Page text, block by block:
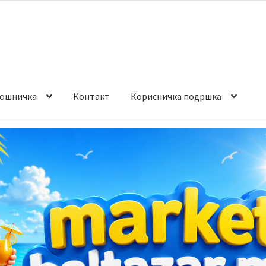
Контакт Корисничка подршка
и начин на плаќање
на производ Услови за користење